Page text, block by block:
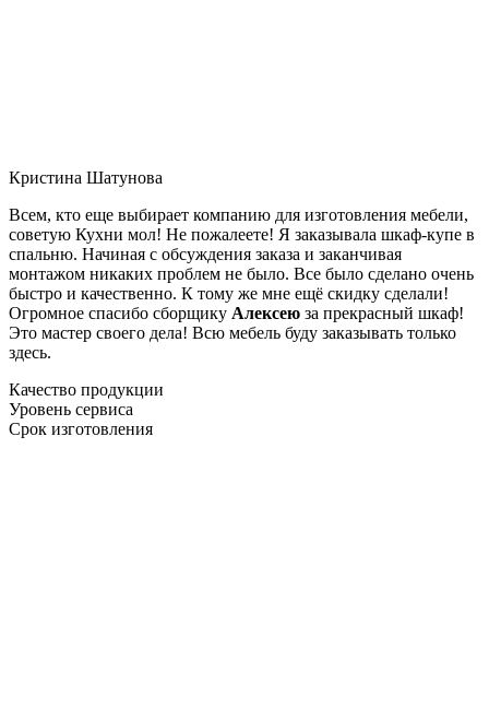
Кристина Шатунова
Всем, кто еще выбирает компанию для изготовления мебели,
советую Кухни мол! Не пожалеете! Я заказывала шкаф-купе в
спальню. Начиная с обсуждения заказа и заканчивая
монтажом никаких проблем не было. Все было сделано очень
быстро и качественно. К тому же мне ещё скидку сделали!
Огромное спасибо сборщику Алексею за прекрасный шкаф!
Это мастер своего дела! Всю мебель буду заказывать только
здесь.
Качество продукции
Уровень сервиса
Срок изготовления